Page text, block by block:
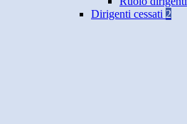
Dirigenti cessati 2